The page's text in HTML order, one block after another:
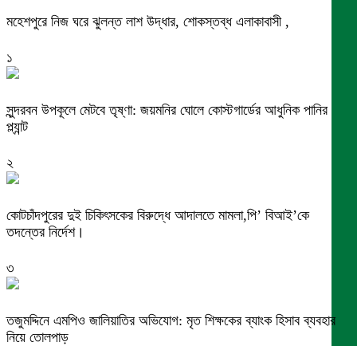
মহেশপুরে নিজ ঘরে ঝুলন্ত লাশ উদ্ধার, শোকস্তব্ধ এলাকাবাসী ,
১
সুন্দরবন উপকূলে মেটবে তৃষ্ণা: জয়মনির ঘোলে কোস্টগার্ডের আধুনিক পানির
প্ল্যান্ট
২
কোটচাঁদপুরের দুই চিকিৎসকের বিরুদ্ধে আদালতে মামলা,পি’ বিআই’কে
তদন্তের নির্দেশ।
৩
তজুমদ্দিনে এমপিও জালিয়াতির অভিযোগ: মৃত শিক্ষকের ব্যাংক হিসাব ব্যবহার
নিয়ে তোলপাড়